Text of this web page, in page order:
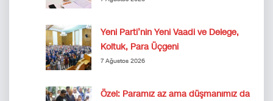
Yeni Parti’nin Yeni Vaadi ve Delege,
Koltuk, Para Üçgeni
7 Ağustos 2026
Özel: Paramız az ama düşmanımız da